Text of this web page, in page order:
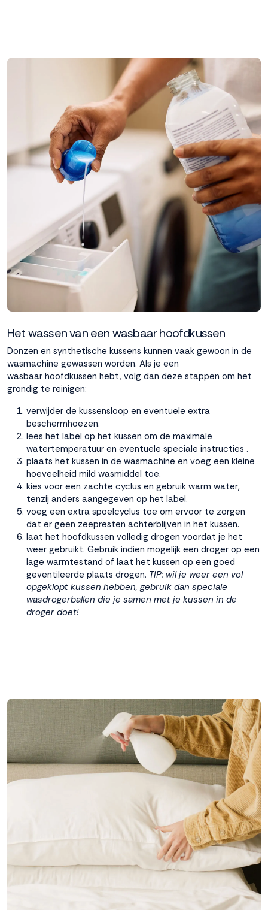
Het wassen van een wasbaar hoofdkussen
Donzen en synthetische kussens kunnen vaak gewoon in de
wasmachine gewassen worden. Als je een
wasbaar hoofdkussen hebt, volg dan deze stappen om het
grondig te reinigen:
verwijder de kussensloop en eventuele extra
beschermhoezen.
lees het label op het kussen om de maximale
watertemperatuur en eventuele speciale instructies .
plaats het kussen in de wasmachine en voeg een kleine
hoeveelheid mild wasmiddel toe.
kies voor een zachte cyclus en gebruik warm water,
tenzij anders aangegeven op het label.
voeg een extra spoelcyclus toe om ervoor te zorgen
dat er geen zeepresten achterblijven in het kussen.
laat het hoofdkussen volledig drogen voordat je het
weer gebruikt. Gebruik indien mogelijk een droger op een
lage warmtestand of laat het kussen op een goed
geventileerde plaats drogen. TIP: wil je weer een vol
opgeklopt kussen hebben, gebruik dan speciale
wasdrogerballen die je samen met je kussen in de
droger doet!